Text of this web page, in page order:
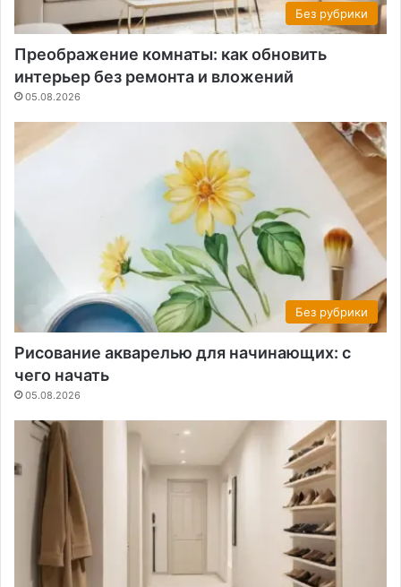
Без рубрики
Преображение комнаты: как обновить
интерьер без ремонта и вложений
05.08.2026
Без рубрики
Рисование акварелью для начинающих: с
чего начать
05.08.2026